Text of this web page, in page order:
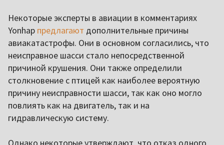
Некоторые эксперты в авиации в комментариях
Yonhap предлагают дополнительные причины
авиакатастрофы. Они в основном согласились, что
неисправное шасси стало непосредственной
причиной крушения. Они также определили
столкновение с птицей как наиболее вероятную
причину неисправности шасси, так как оно могло
повлиять как на двигатель, так и на
гидравлическую систему.